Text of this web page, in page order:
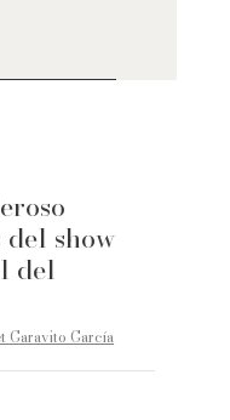
show
del
Garavito García